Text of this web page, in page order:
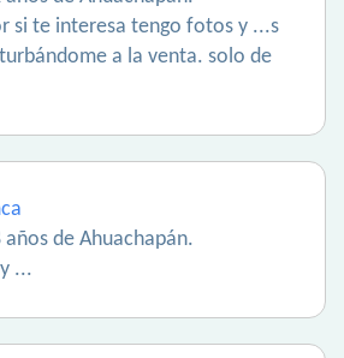
si te interesa tengo fotos y ...s
a la venta. solo de
años de Ahuachapán.
...